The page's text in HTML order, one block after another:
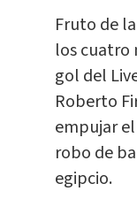
Fruto de
los cuatro
gol del
Roberto
empujar
robo de
egipcio.